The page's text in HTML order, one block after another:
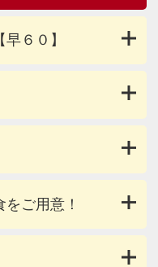
６０】
ご用意！